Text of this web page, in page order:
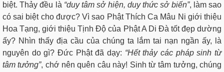
biệt. Thảy đều là “duytâmsở hiện, duy thức sở biến”, làm sao
có sai biệt cho được? Vì sao Phật Thích Ca Mâu Ni giới thiệu
Hoa Tạng, giới thiệu Tịnh Độ của Phật A Di Đà tốt đẹp dường
ấy? Nhìn thấy địa cầu của chúng ta lắm tai nạn ngần ấy, là
nguyên do gì? Đức Phật đã dạy: “Hết thảy các pháp sinh từ
tâm tưởng”, chớ nên quên câu này! Sinh từ tâm tưởng, chúng